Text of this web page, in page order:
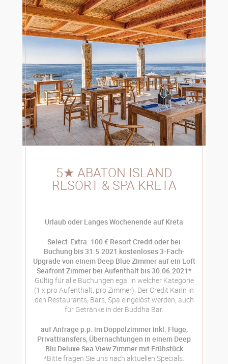
5★ ABATON ISLAND
RESORT & SPA KRETA
Urlaub oder Langes Wochenende auf Kreta
Select-Extra: 100 € Resort Credit oder bei
Buchung bis 31.5.2021 kostenloses 3-Fach-
Upgrade von einem Deep Blue Zimmer auf ein Loft
Seafront Zimmer bei Aufenthalt bis 30.06.2021*
Gültig für alle Buchungen egal in welcher Kategorie
(1 x pro Aufenthalt, pro Zimmer). Der Credit Kann in
den Restaurants, Bars, Spa eingelöst werden, auch
für Getränke in der Buddha Bar.
auf Anfrage p.p. im Doppelzimmer inkl. Flüge,
Privattransfers, Übernachtungen in einem Deep
Blu Deluxe Sea View Zimmer mit Frühstück
*Bitte fragen Sie uns nach aktuellen Specials.